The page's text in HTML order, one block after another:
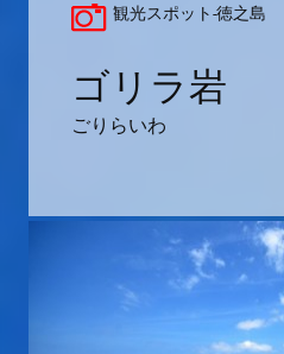
観光スポット-徳之島
ゴリラ岩
ごりらいわ